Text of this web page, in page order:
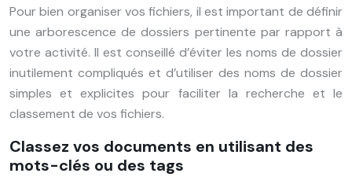
Pour bien organiser vos fichiers, il est important de définir
une arborescence de dossiers pertinente par rapport à
votre activité. Il est conseillé d’éviter les noms de dossier
inutilement compliqués et d’utiliser des noms de dossier
simples et explicites pour faciliter la recherche et le
classement de vos fichiers.
Classez vos documents en utilisant des
mots-clés ou des tags